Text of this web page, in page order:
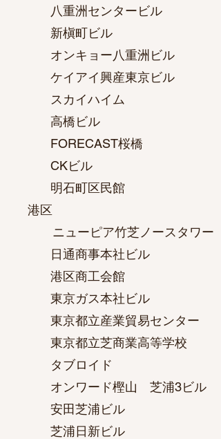
八重洲センタービル
新槇町ビル
オンキョー八重洲ビル
ケイアイ興産東京ビル
スカイハイム
高橋ビル
FORECAST桜橋
CKビル
明石町区民館
港区
ニューピア竹芝ノースタワー
日通商事本社ビル
港区商工会館
東京ガス本社ビル
東京都立産業貿易センター
東京都立芝商業高等学校
タブロイド
オンワード樫山 芝浦3ビル
安田芝浦ビル
芝浦日新ビル